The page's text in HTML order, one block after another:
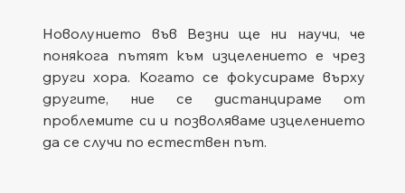
Новолунието във Везни ще ни научи, че
понякога пътят към изцелението е чрез
други хора. Когато се фокусираме върху
другите, ние се дистанцираме от
проблемите си и позволяваме изцелението
да се случи по естествен път.